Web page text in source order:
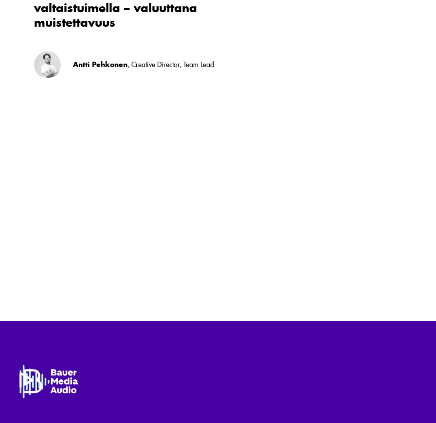
valtaistuimella – valuuttana
muistettavuus
Antti Pehkonen, Creative Director, Team Lead